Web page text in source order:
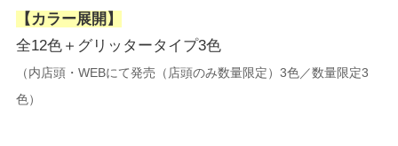
【カラー展開】
全12色＋グリッタータイプ3色
（内店頭・WEBにて発売（店頭のみ数量限定）3色／数量限定3
色）